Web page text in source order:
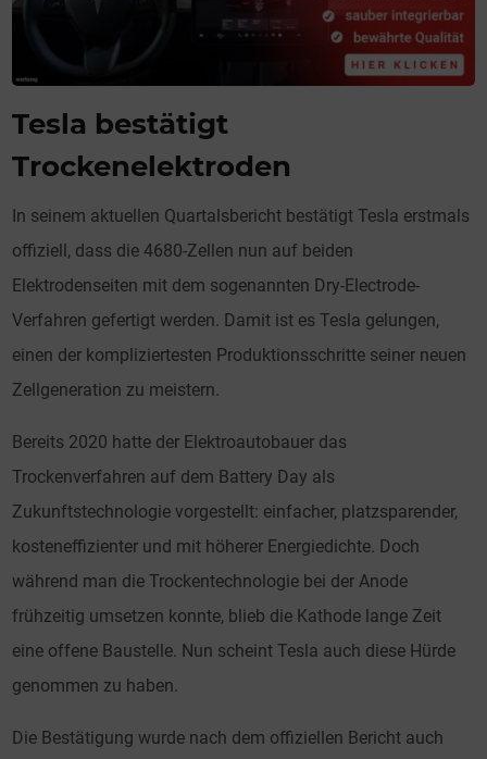
Tesla bestätigt
Trockenelektroden
In seinem aktuellen Quartalsbericht bestätigt Tesla erstmals
offiziell, dass die 4680-Zellen nun auf beiden
Elektrodenseiten mit dem sogenannten Dry-Electrode-
Verfahren gefertigt werden. Damit ist es Tesla gelungen,
einen der kompliziertesten Produktionsschritte seiner neuen
Zellgeneration zu meistern.
Bereits 2020 hatte der Elektroautobauer das
Trockenverfahren auf dem Battery Day als
Zukunftstechnologie vorgestellt: einfacher, platzsparender,
kosteneffizienter und mit höherer Energiedichte. Doch
während man die Trockentechnologie bei der Anode
frühzeitig umsetzen konnte, blieb die Kathode lange Zeit
eine offene Baustelle. Nun scheint Tesla auch diese Hürde
genommen zu haben.
Die Bestätigung wurde nach dem offiziellen Bericht auch